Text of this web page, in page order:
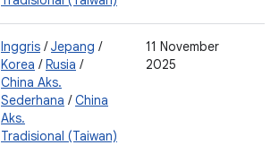
Inggris /Jepang /
Korea /Rusia /
China Aks.
Sederhana /China
Aks.
Tradisional (Taiwan)
11 November
2025